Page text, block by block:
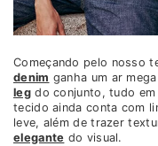
Começando pelo nosso
denim ganha um ar
legdo conjunto, tudo em
tecido ainda conta com
leve, além de trazer
elegante do visual.